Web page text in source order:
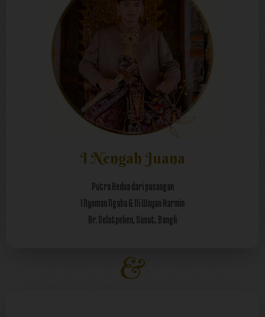
I Nengah Juana
Putra Kedua dari pasangan
I Nyoman Ngaba & Ni Wayan Karmin
Br. Selatpeken, Susut, Bangli
&